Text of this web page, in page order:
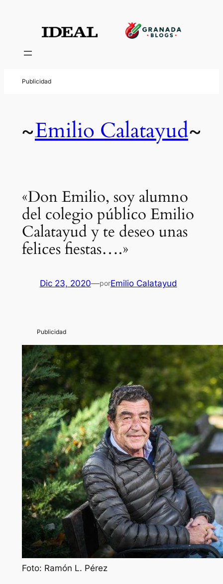
~Emilio Calatayud~
«Don Emilio, soy alumno
del colegio público Emilio
Calatayud y te deseo unas
felices fiestas….»
Dic 23, 2020—porEmilio Calatayud
Foto: Ramón L. Pérez